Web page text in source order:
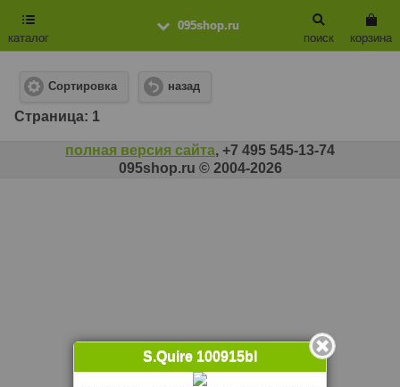
095shop.ru
каталог
корзина
поиск
Сортировка назад
Cтраница: 1
полная версия сайта, +7 495 545-13-74
095shop.ru © 2004-2026
S.Quire 100915bl